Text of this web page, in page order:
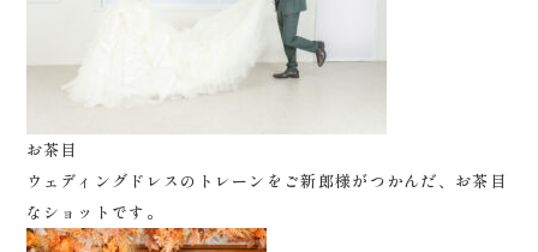
お茶目
ウェディングドレスのトレーンをご新郎様がつかんだ、お茶目
なショットです。